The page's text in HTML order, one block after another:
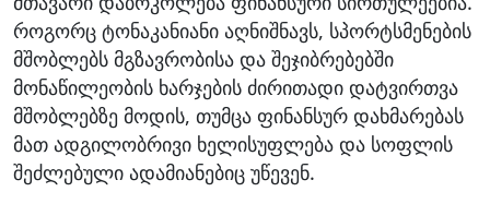
როგორც ტონაკანიანი აღნიშნავს, სპორტსმენების
მშობლებს მგზავრობისა და შეჯიბრებებში
მონაწილეობის ხარჯების ძირითადი დატვირთვა
მშობლებზე მოდის, თუმცა ფინანსურ დახმარებას
მათ ადგილობრივი ხელისუფლება და სოფლის
შეძლებული ადამიანებიც უწევენ.